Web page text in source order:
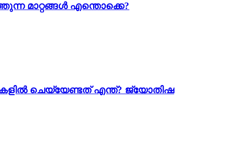
മാറ്റങ്ങൾ എന്തൊക്കെ?
ചെയ്യേണ്ടത് എന്ത്? ജ്യോതിഷ